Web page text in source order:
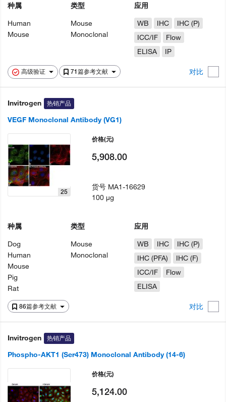
高级验证 71篇参考文献 对比
种属
Human
Mouse
类型
Mouse
Monoclonal
应用
WB
IHC
IHC (P)
ICC/IF
Flow
ELISA
IP
Invitrogen 热销产品
VEGF Monoclonal Antibody (VG1)
86篇参考文献 对比
25
种属
Dog
Human
Mouse
Pig
Rat
类型
Mouse
Monoclonal
应用
WB
IHC
IHC (P)
IHC (PFA)
IHC (F)
ICC/IF
Flow
ELISA
价格(元)
5,908.00
货号 MA1-16629
100 µg
Invitrogen 热销产品
Phospho-AKT1 (Ser473) Monoclonal Antibody (14-6)
价格(元)
5,124.00